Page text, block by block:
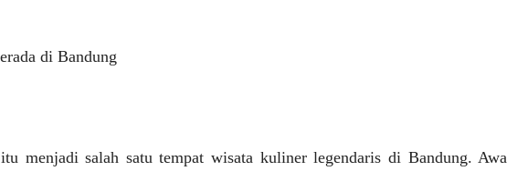
di Bandung
menjadi salah satu tempat wisata kuliner legendaris di Bandung.